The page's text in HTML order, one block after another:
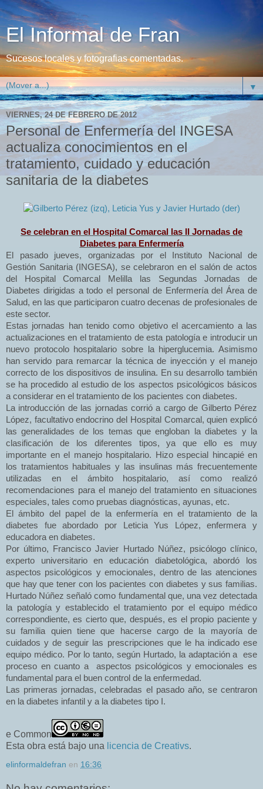
El Informal de Fran
Sucesos locales y fotografias comentadas.
▼
VIERNES, 24 DE FEBRERO DE 2012
Personal de Enfermería del INGESA
actualiza conocimientos en el
tratamiento, cuidado y educación
sanitaria de la diabetes
Se celebran en el Hospital Comarcal las II Jornadas de
Diabetes para Enfermería
El pasado jueves, organizadas por el Instituto Nacional de
Gestión Sanitaria (INGESA), se celebraron en el salón de actos
del Hospital Comarcal Melilla las Segundas Jornadas de
Diabetes dirigidas a todo el personal de Enfermería del Área de
Salud, en las que participaron cuatro decenas de profesionales de
este sector.
Estas jornadas han tenido como objetivo el acercamiento a las
actualizaciones en el tratamiento de esta patología e introducir un
nuevo protocolo hospitalario sobre la hiperglucemia. Asimismo
han servido para remarcar la técnica de inyección y el manejo
correcto de los dispositivos de insulina. En su desarrollo también
se ha procedido al estudio de los aspectos psicológicos básicos
a considerar en el tratamiento de los pacientes con diabetes.
La introducción de las jornadas corrió a cargo de Gilberto Pérez
López, facultativo endocrino del Hospital Comarcal, quien explicó
las generalidades de los temas que engloban la diabetes y la
clasificación de los diferentes tipos, ya que ello es muy
importante en el manejo hospitalario. Hizo especial hincapié en
los tratamientos habituales y las insulinas más frecuentemente
utilizadas en el ámbito hospitalario, así como realizó
recomendaciones para el manejo del tratamiento en situaciones
especiales, tales como pruebas diagnósticas, ayunas, etc.
El ámbito del papel de la enfermería en el tratamiento de la
diabetes fue abordado por Leticia Yus López, enfermera y
educadora en diabetes.
Por último, Francisco Javier Hurtado Núñez, psicólogo clínico,
experto universitario en educación diabetológica, abordó los
aspectos psicológicos y emocionales, dentro de las atenciones
que hay que tener con los pacientes con diabetes y sus familias.
Hurtado Núñez señaló como fundamental que, una vez detectada
la patología y establecido el tratamiento por el equipo médico
correspondiente, es cierto que, después, es el propio paciente y
su familia quien tiene que hacerse cargo de la mayoría de
cuidados y de seguir las prescripciones que le ha indicado ese
equipo médico. Por lo tanto, según Hurtado, la adaptación a
ese
proceso en cuanto a
aspectos psicológicos y emocionales es
fundamental para el buen control de la enfermedad.
Las primeras jornadas, celebradas el pasado año, se centraron
en la diabetes infantil y a la diabetes tipo I.
e Common
Esta obra está bajo una licencia de Creativs.
elinformaldefran en 16:36